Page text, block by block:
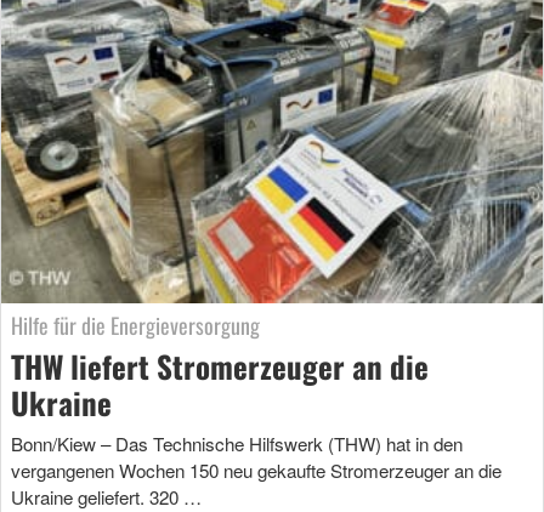
Hilfe für die Energieversorgung
THW liefert Stromerzeuger an die
Ukraine
Bonn/Kiew – Das Technische Hilfswerk (THW) hat in den
vergangenen Wochen 150 neu gekaufte Stromerzeuger an die
Ukraine geliefert. 320 …